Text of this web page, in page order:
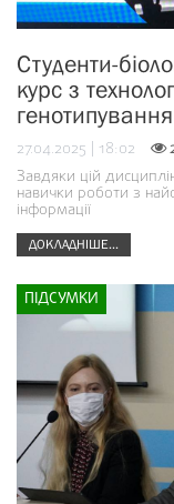
Студенти-
курс з
генотипування
27.04.2025 | 18:02
Завдяки цій
навички роботи з
інформації
ДОКЛАДНІШЕ...
ПІДСУМКИ